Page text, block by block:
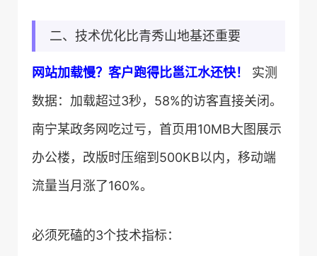
二、技术优化比青秀山地基还重要
​网站加载慢？客户跑得比邕江水还快！​
​ 实测
数据：加载超过3秒，58%的访客直接关闭。
南宁某政务网吃过亏，首页用10MB大图展示
办公楼，改版时压缩到500KB以内，移动端
流量当月涨了160%。
必须死磕的3个技术指标：